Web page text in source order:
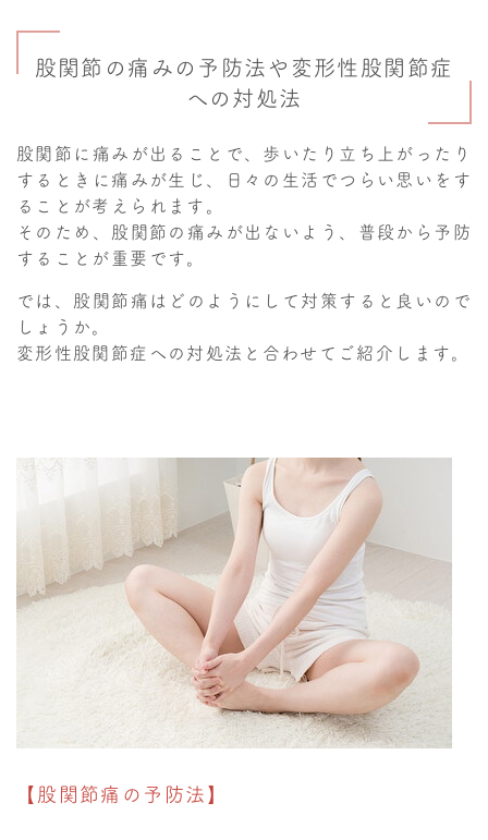
股関節の痛みの予防法や変形性股関節症
への対処法
股関節に痛みが出ることで、歩いたり立ち上がったり
するときに痛みが生じ、日々の生活でつらい思いをす
ることが考えられます。
そのため、股関節の痛みが出ないよう、普段から予防
することが重要です。
では、股関節痛はどのようにして対策すると良いので
しょうか。
変形性股関節症への対処法と合わせてご紹介します。
【股関節痛の予防法】